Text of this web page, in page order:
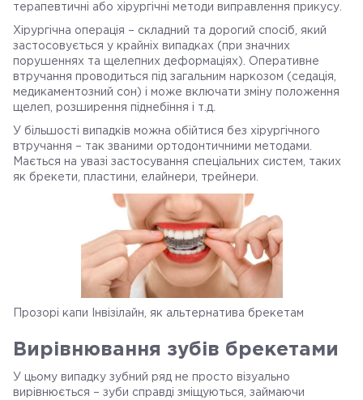
терапевтичні або хірургічні методи виправлення прикусу.
Хірургічна операція – складний та дорогий спосіб, який
застосовується у крайніх випадках (при значних
порушеннях та щелепних деформаціях). Оперативне
втручання проводиться під загальним наркозом (седація,
медикаментозний сон) і може включати зміну положення
щелеп, розширення піднебіння і т.д.
У більшості випадків можна обійтися без хірургічного
втручання – так званими ортодонтичними методами.
Мається на увазі застосування спеціальних систем, таких
як брекети, пластини, елайнери, трейнери.
Прозорі капи Інвізілайн, як альтернатива брекетам
Вирівнювання зубів брекетами
У цьому випадку зубний ряд не просто візуально
вирівнюється – зуби справді зміщуються, займаючи